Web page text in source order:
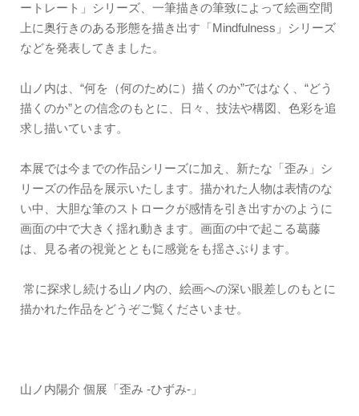
ートレート」シリーズ、一筆描きの筆致によって絵画空間
上に奥行きのある形態を描き出す「Mindfulness 」シリーズ
などを発表してきました。
山ノ内は、“何を（何のために）描くのか”ではなく、“どう
描くのか”との信念のもとに、日々、技法や構図、色彩を追
求し描いています。
本展では今までの作品シリーズに加え、新たな「歪み」シ
リーズの作品を展示いたします。描かれた人物は表情のな
い中、大胆な筆のストロークが感情を引き出すかのように
画面の中で大きく揺れ動きます。画面の中で起こる葛藤
は、見る者の視覚とともに感覚をも揺さぶります。
常に探求し続ける山ノ内の、絵画への深い眼差しのもとに
描かれた作品をどうぞご覧くださいませ。
山ノ内陽介 個展「歪み -ひずみ-」